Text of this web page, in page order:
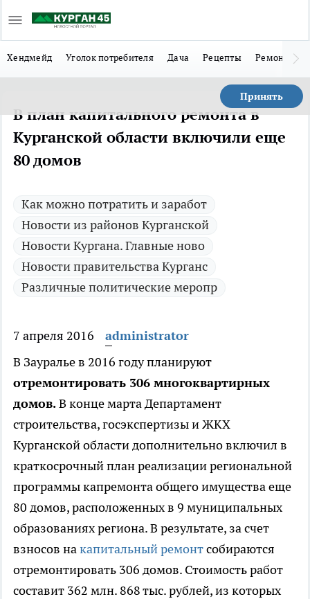
Хендмейд Уголок потребителя Дача Рецепты Ремонт
Принять
В план капитального ремонта в
Курганской области включили еще
80 домов
Как можно потратить и заработ
Новости из районов Курганской
Новости Кургана. Главные ново
Новости правительства Курганс
Различные политические меропр
7 апреля 2016
administrator
В Зауралье в 2016 году планируют
отремонтировать 306 многоквартирных
домов.В конце марта Департамент
строительства, госэкспертизы и ЖКХ
Курганской области дополнительно включил в
краткосрочный план реализации региональной
программы капремонта общего имущества еще
80 домов, расположенных в 9 муниципальных
образованиях региона. В результате, за счет
взносов накапитальный ремонтсобираются
отремонтировать 306 домов. Стоимость работ
составит 362 млн. 868 тыс. рублей, из которых